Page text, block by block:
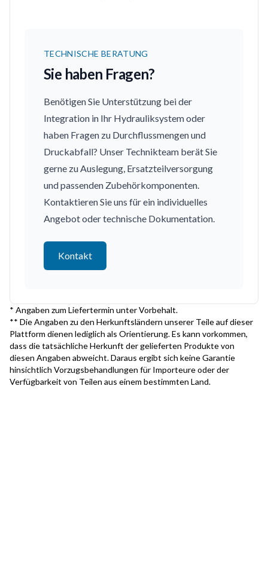
TECHNISCHE BERATUNG
Sie haben Fragen?
Benötigen Sie Unterstützung bei der
Integration in Ihr Hydrauliksystem oder
haben Fragen zu Durchflussmengen und
Druckabfall? Unser Technikteam berät Sie
gerne zu Auslegung, Ersatzteilversorgung
und passenden Zubehörkomponenten.
Kontaktieren Sie uns für ein individuelles
Angebot oder technische Dokumentation.
Kontakt
* Angaben zum Liefertermin unter Vorbehalt.
** Die Angaben zu den Herkunftsländern unserer Teile auf dieser
Plattform dienen lediglich als Orientierung. Es kann vorkommen,
dass die tatsächliche Herkunft der gelieferten Produkte von
diesen Angaben abweicht. Daraus ergibt sich keine Garantie
hinsichtlich Vorzugsbehandlungen für Importeure oder der
Verfügbarkeit von Teilen aus einem bestimmten Land.